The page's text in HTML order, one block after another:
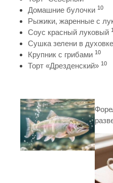
Домашние булочки 10
Рыжики, жаренные с
Соус красный луковый
Сушка зелени в духовке
Крупник с грибами 10
Торт «Дрезденский» 10